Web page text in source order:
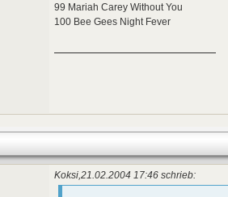
99 Mariah Carey Without You
100 Bee Gees Night Fever
Koksi,21.02.2004 17:46 schrieb: